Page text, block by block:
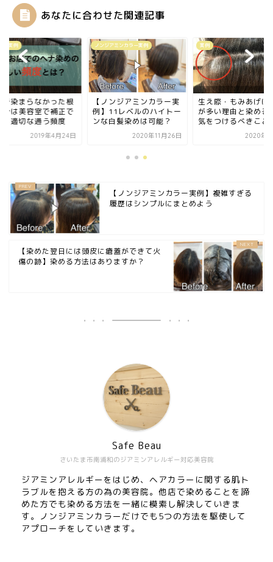
あなたに合わせた関連記事
め実例
で染まらなかった根
分は美容室で補正で
！適切な通う頻度
2019年4月24日
ノンジアミンカラー実例
【ノンジアミンカラー実
例】11レベルのハイトー
ンな白髪染めは可能？
2020年11月26日
実例
生え際・もみあげに
が多い理由と染める
気をつけるべきこと
2020年1
【ノンジアミンカラー実例】複雑すぎる
履歴はシンプルにまとめよう
【染めた翌日には頭皮に瘡蓋ができて火
傷の跡】染める方法はありますか？
さいたま市南浦和のジアミンアレルギー対応美容院
Safe Beau
ジアミンアレルギーをはじめ、ヘアカラーに関する肌ト
ラブルを抱える方の為の美容院。他店で染めることを諦
めた方でも染める方法を一緒に模索し解決していきま
す。ノンジアミンカラーだけでも5つの方法を駆使して
アプローチをしていきます。